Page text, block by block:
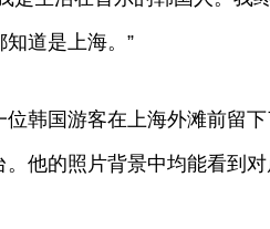
道是上海。”
国游客在上海外滩前留下
他的照片背景中均能看到对